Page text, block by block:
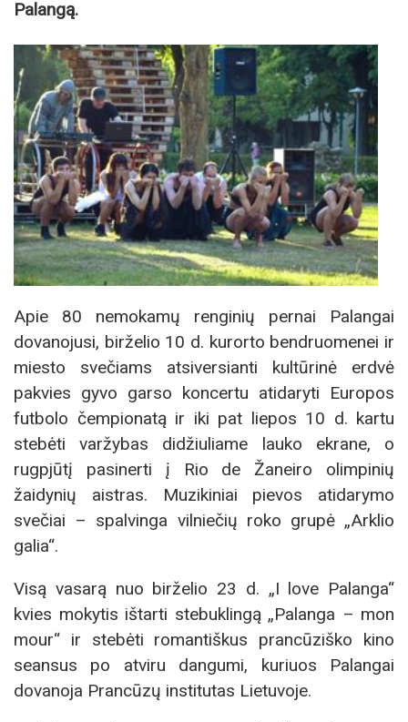
Palangą.
Apie 80 nemokamų renginių pernai Palangai
dovanojusi, birželio 10 d. kurorto bendruomenei ir
miesto svečiams atsiversianti kultūrinė erdvė
pakvies gyvo garso koncertu atidaryti Europos
futbolo čempionatą ir iki pat liepos 10 d. kartu
stebėti varžybas didžiuliame lauko ekrane, o
rugpjūtį pasinerti į Rio de Žaneiro olimpinių
žaidynių aistras. Muzikiniai pievos atidarymo
svečiai – spalvinga vilniečių roko grupė „Arklio
galia“.
Visą vasarą nuo birželio 23 d. „I love Palanga“
kvies mokytis ištarti stebuklingą „Palanga – mon
mour“ ir stebėti romantiškus prancūziško kino
seansus po atviru dangumi, kuriuos Palangai
dovanoja Prancūzų institutas Lietuvoje.